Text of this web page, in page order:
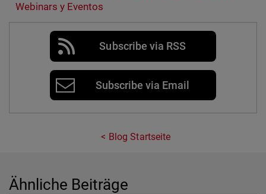
Webinars y Eventos
Subscribe via RSS
Subscribe via Email
Blog Startseite
Ähnliche Beiträge